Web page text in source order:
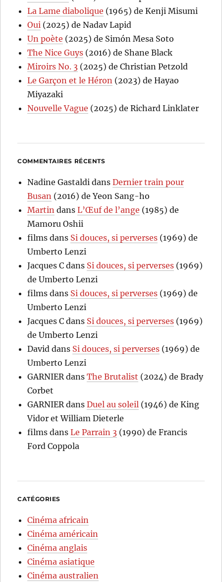
La Lame diabolique (1965) de Kenji Misumi
Oui (2025) de Nadav Lapid
Un poète (2025) de Simón Mesa Soto
The Nice Guys (2016) de Shane Black
Miroirs No. 3 (2025) de Christian Petzold
Le Garçon et le Héron (2023) de Hayao
Miyazaki
Nouvelle Vague (2025) de Richard Linklater
COMMENTAIRES RÉCENTS
Nadine Gastaldi dansDernier train pour
Busan (2016) de Yeon Sang-ho
Martin dansL’Œuf de l’ange (1985) de
Mamoru Oshii
films dans Si douces, si perverses (1969) de
Umberto Lenzi
Jacques C dans Si douces, si perverses (1969)
de Umberto Lenzi
films dans Si douces, si perverses (1969) de
Umberto Lenzi
Jacques C dans Si douces, si perverses (1969)
de Umberto Lenzi
David dans Si douces, si perverses (1969) de
Umberto Lenzi
GARNIERdansThe Brutalist (2024) de Brady
Corbet
GARNIERdansDuel au soleil (1946) de King
Vidor et William Dieterle
films dansLe Parrain 3 (1990) de Francis
Ford Coppola
CATÉGORIES
Cinéma africain
Cinéma américain
Cinéma anglais
Cinéma asiatique
Cinéma australien